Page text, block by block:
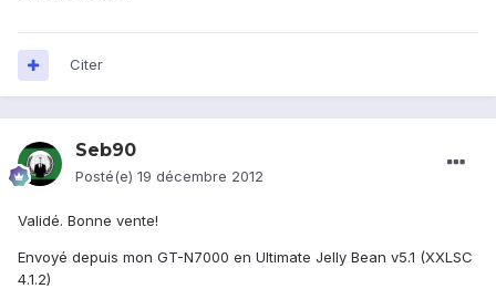
Citer
Seb90
Posté(e) 19 décembre 2012
Validé. Bonne vente!
Envoyé depuis mon GT-N7000 en Ultimate Jelly Bean v5.1 (XXLSC
4.1.2)